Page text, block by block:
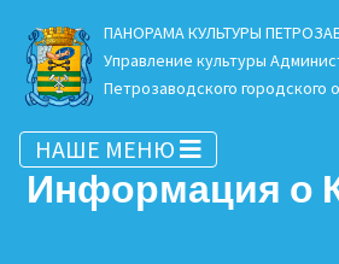
ПАНОРАМА КУЛЬТУРЫ
Управление культуры
Петрозаводского городского
НАШЕ МЕНЮ
Информация о